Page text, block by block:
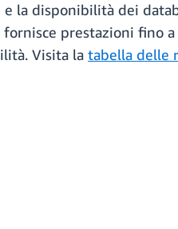
la disponibilità dei
fornisce prestazioni
Visita la tabella delle